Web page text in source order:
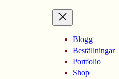
Blogg
Beställningar
Portfolio
Shop